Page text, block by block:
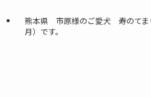
熊本県 市原様のご愛犬 寿のて
月）です。